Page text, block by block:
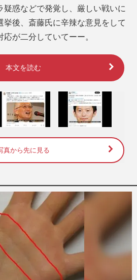
疑惑などで発覚し、厳しい戦いに
挙後、斎藤氏に辛辣な意見をして
が二分していてーー。
本文を読む
真から先に見る